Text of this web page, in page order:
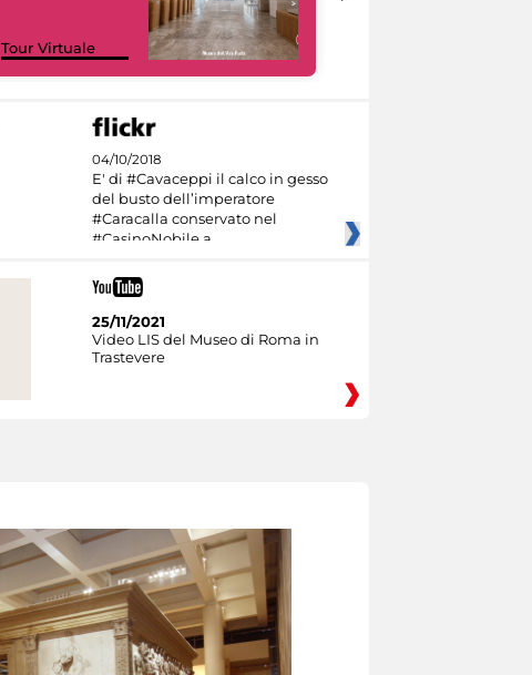
Tour Virtuale
04/10/2018
E' di #Cavaceppi il calco in gesso
del busto dell’imperatore
#Caracalla conservato nel
#CasinoNobile a
25/11/2021
Video LIS del Museo di Roma in
Trastevere